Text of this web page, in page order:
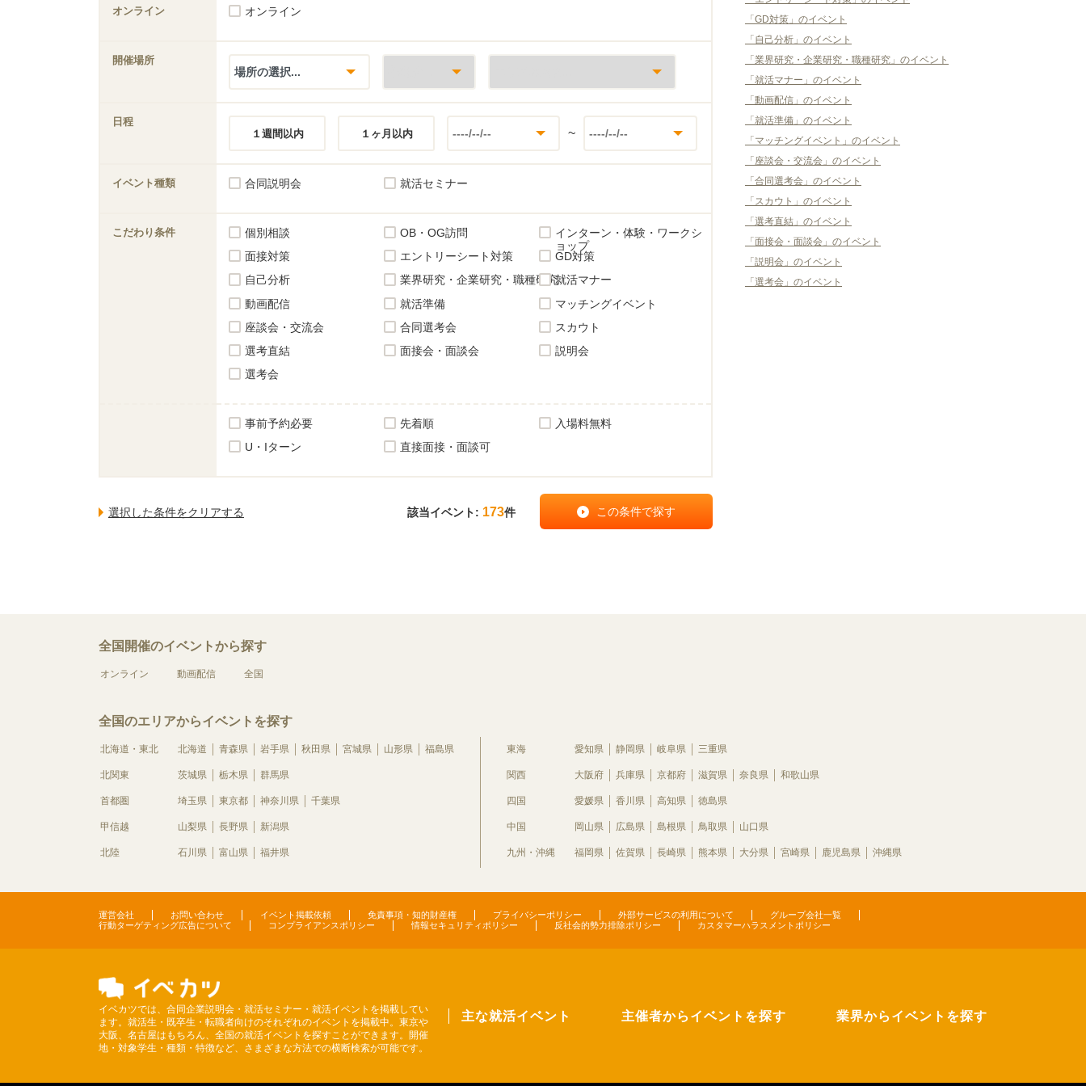
オンライン オンライン
開催場所
日程
１週間以内
１ヶ月以内 ~
イベント種類 合同説明会 就活セミナー
こだわり条件 個別相談 OB・OG訪問
インターン・体験・ワークシ
ョップ
面接対策
エントリーシート対策
GD対策
自己分析
業界研究・企業研究・職種研究就活マナー
動画配信
就活準備
マッチングイベント
座談会・交流会
合同選考会
スカウト
選考直結
面接会・面談会
説明会
選考会
事前予約必要 先着順
入場料無料
U・Iターン
直接面接・面談可
該当イベント: 173件
「GD対策」のイベント
「自己分析」のイベント
「業界研究・企業研究・職種研究」のイベント
「就活マナー」のイベント
「動画配信」のイベント
「就活準備」のイベント
「マッチングイベント」のイベント
「座談会・交流会」のイベント
「合同選考会」のイベント
「スカウト」のイベント
「選考直結」のイベント
「面接会・面談会」のイベント
「説明会」のイベント
「選考会」のイベント
全国開催のイベントから探す
オンライン 動画配信 全国
全国のエリアからイベントを探す
北海道・東北 北海道 青森県 岩手県 秋田県 宮城県 山形県 福島県
北関東 茨城県 栃木県 群馬県
首都圏 埼玉県 東京都 神奈川県 千葉県
甲信越 山梨県 長野県 新潟県
北陸 石川県 富山県 福井県
東海 愛知県 静岡県 岐阜県 三重県
関西 大阪府 兵庫県 京都府 滋賀県 奈良県 和歌山県
四国 愛媛県 香川県 高知県 徳島県
中国 岡山県 広島県 島根県 鳥取県 山口県
九州・沖縄 福岡県 佐賀県 長崎県 熊本県 大分県 宮崎県 鹿児島県 沖縄県
運営会社 お問い合わせ イベント掲載依頼 免責事項・知的財産権 プライバシーポリシー 外部サービスの利用について
グループ会社一覧
行動ターゲティング広告について
コンプライアンスポリシー 情報セキュリティポリシー 反社会的勢力排除ポリシー カスタマーハラスメントポリシー
イベカツでは、合同企業説明会・就活セミナー・就活イベントを掲載してい
ます。就活生・既卒生・転職者向けのそれぞれのイベントを掲載中。東京や
大阪、名古屋はもちろん、全国の就活イベントを探すことができます。開催
地・対象学生・種類・特徴など、さまざまな方法での横断検索が可能です。
主な就活イベント 主催者からイベントを探す 業界からイベントを探す